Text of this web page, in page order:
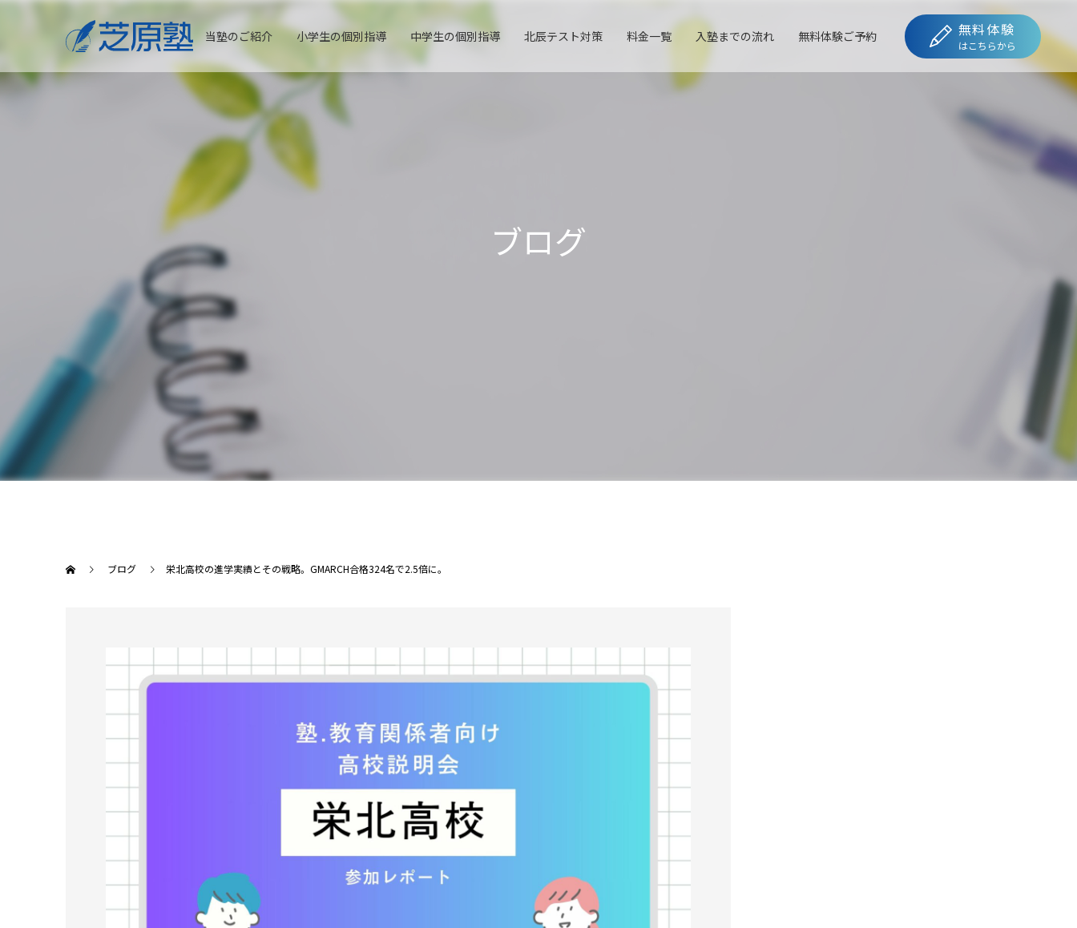
当塾のご紹介 小学生の個別指導 中学生の個別指導 北辰テスト対策 料金一覧 入塾までの流れ 無料体験ご予約 無料体験
はこちらから
ブログ
ブログ 栄北高校の進学実績とその戦略。GMARCH合格324名で2.5倍に。